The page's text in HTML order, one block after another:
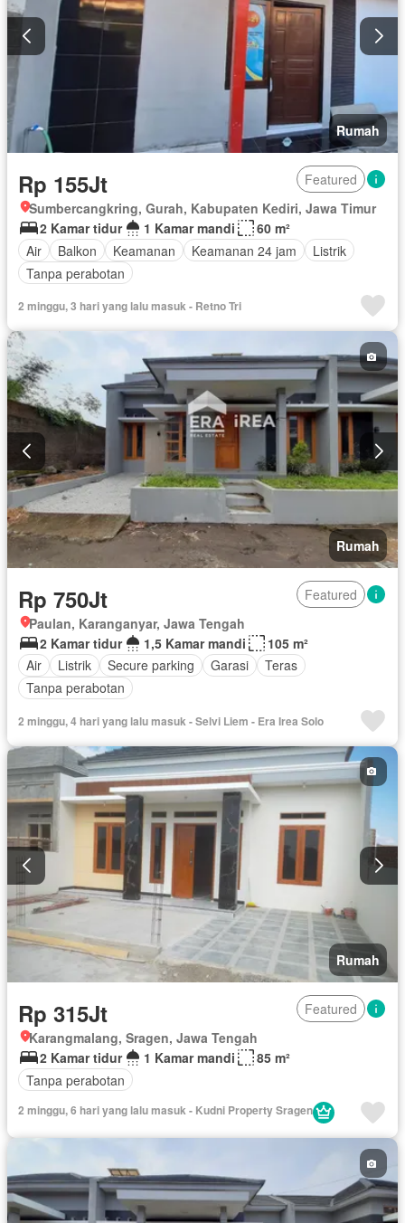
Rumah
Rp 155Jt
Featured
Sumbercangkring, Gurah, Kabupaten Kediri, Jawa Timur
2 Kamar tidur
1 Kamar mandi
60 m²
Air
Balkon Keamanan Keamanan 24 jam
Listrik
Tanpa perabotan
2 minggu, 3 hari yang lalu masuk - Retno Tri
Rumah
Rp 750Jt
Featured
Paulan, Karanganyar, Jawa Tengah
2 Kamar tidur
1,5 Kamar mandi
105 m²
Air
Listrik Secure parking Garasi
Teras
Tanpa perabotan
2 minggu, 4 hari yang lalu masuk - Selvi Liem - Era Irea Solo
Rumah
Rp 315Jt
Featured
Karangmalang, Sragen, Jawa Tengah
2 Kamar tidur
1 Kamar mandi
85 m²
Tanpa perabotan
2 minggu, 6 hari yang lalu masuk - Kudni Property Sragen